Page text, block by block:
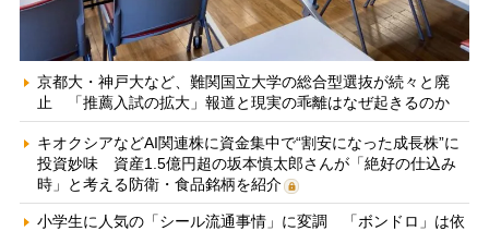
京都大・神戸大など、難関国立大学の総合型選抜が続々と廃
止 「推薦入試の拡大」報道と現実の乖離はなぜ起きるのか
キオクシアなどAI関連株に資金集中で“割安になった成長株”に
投資妙味 資産1.5億円超の坂本慎太郎さんが「絶好の仕込み
時」と考える防衛・食品銘柄を紹介
小学生に人気の「シール流通事情」に変調 「ボンドロ」は依